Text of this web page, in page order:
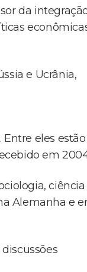
da
e Ucrânia,
eles
em
ciência
Alemanha e